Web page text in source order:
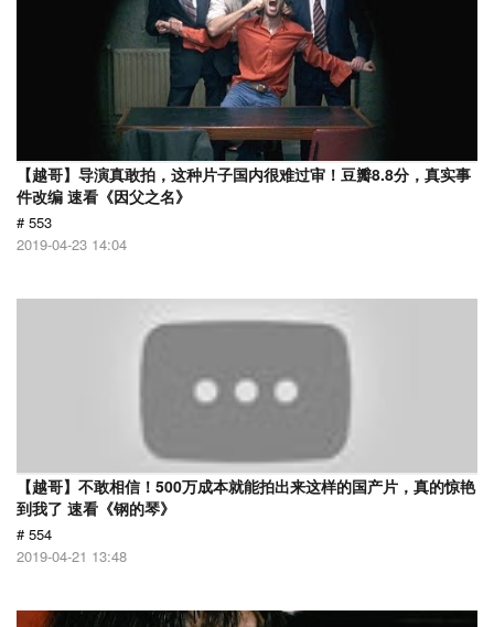
【越哥】导演真敢拍，这种片子国内很难过审！豆瓣8.8分，真实事
件改编 速看《因父之名》
# 553
2019-04-23 14:04
【越哥】不敢相信！500万成本就能拍出来这样的国产片，真的惊艳
到我了 速看《钢的琴》
# 554
2019-04-21 13:48